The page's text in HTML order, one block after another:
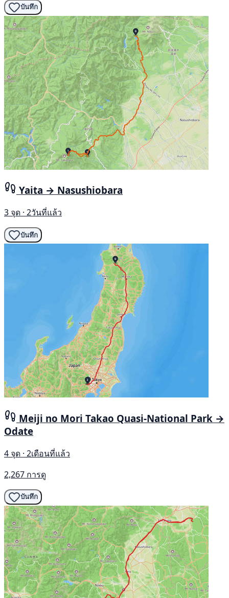
บันทึก
Yaita → Nasushiobara
3 จุด · 2วันที่แล้ว
บันทึก
Meiji no Mori Takao Quasi-National Park →
Odate
4 จุด · 2เดือนที่แล้ว
2,267 การดู
บันทึก